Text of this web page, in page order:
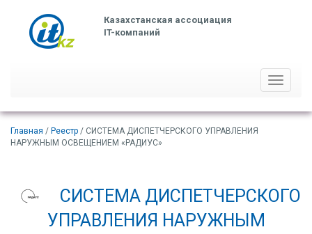
Казахстанская ассоциация
IT-компаний
Toggle
Главная / Реестр / СИСТЕМА ДИСПЕТЧЕРСКОГО УПРАВЛЕНИЯ
НАРУЖНЫМ ОСВЕЩЕНИЕМ «РАДИУС»
СИСТЕМА ДИСПЕТЧЕРСКОГО
УПРАВЛЕНИЯ НАРУЖНЫМ